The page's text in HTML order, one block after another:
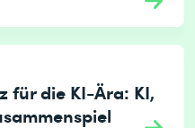
für die KI-Ära: KI,